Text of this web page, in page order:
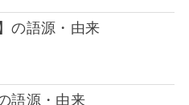
の語源・由来
語源・由来